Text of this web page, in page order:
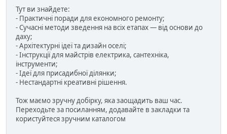
Тут ви знайдете:
- Практичні поради для економного ремонту;
- Сучасні методи зведення на всіх етапах — від основи до
даху;
- Архітектурні ідеї та дизайн оселі;
- Інструкції для майстрів електрика, сантехніка,
інструменти;
- Ідеї для присадибної ділянки;
- Нестандартні креативні рішення.
Тож маємо зручну добірку, яка заощадить ваш час.
Переходьте за посиланням, додавайте в закладки та
користуйтеся зручним каталогом